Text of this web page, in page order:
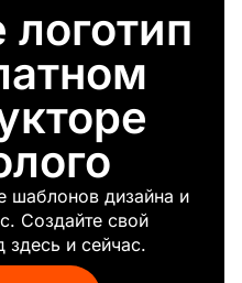
логотип
шаблонов дизайна и
Создайте свой
здесь и сейчас.